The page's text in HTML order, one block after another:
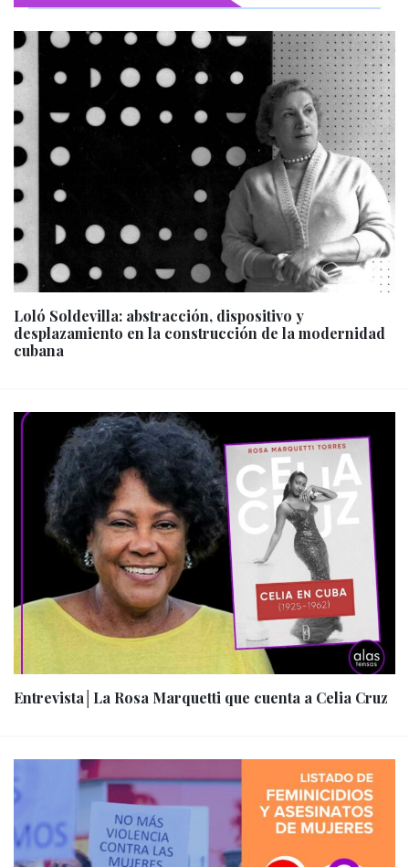
Loló Soldevilla: abstracción, dispositivo y
desplazamiento en la construcción de la modernidad
cubana
Entrevista│La Rosa Marquetti que cuenta a Celia Cruz